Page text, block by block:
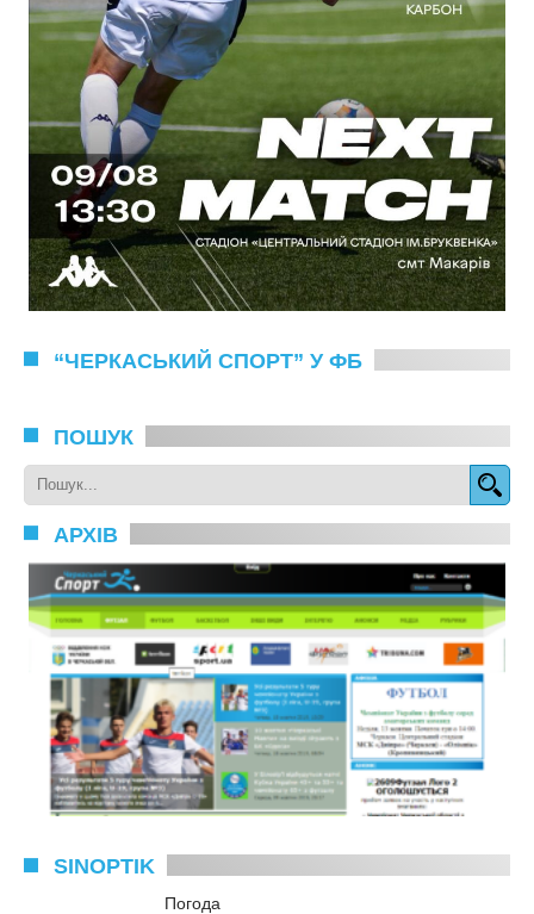
“ЧЕРКАСЬКИЙ СПОРТ” У ФБ
ПОШУК
АРХІВ
SINOPTIK
Погода